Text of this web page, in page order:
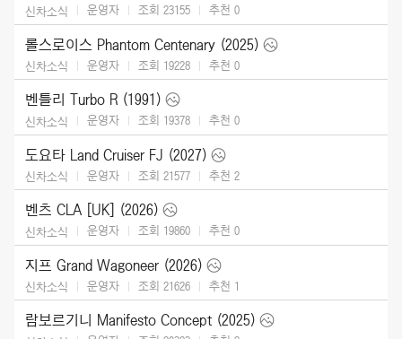
신차소식 운영자 조회 23155 추천 0
롤스로이스 Phantom Centenary (2025)
신차소식 운영자 조회 19228 추천 0
벤틀리 Turbo R (1991)
신차소식 운영자 조회 19378 추천 0
도요타 Land Cruiser FJ (2027)
신차소식 운영자 조회 21577 추천 2
벤츠 CLA [UK] (2026)
신차소식 운영자 조회 19860 추천 0
지프 Grand Wagoneer (2026)
신차소식 운영자 조회 21626 추천 1
람보르기니 Manifesto Concept (2025)